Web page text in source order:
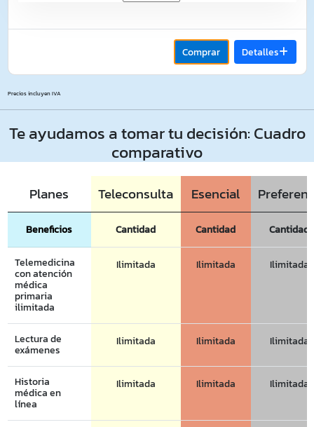
Comprar Detalles
Precios incluyen IVA
Te ayudamos a tomar tu decisión: Cuadro
comparativo
Planes Teleconsulta Esencial
Beneficios Cantidad Cantidad Cantidad
Telemedicina
con atención
médica
primaria
ilimitada
Ilimitada Ilimitada Ilimitada
Lectura de
exámenes
Ilimitada Ilimitada Ilimitada
Historia
médica en
línea
Ilimitada Ilimitada Ilimitada